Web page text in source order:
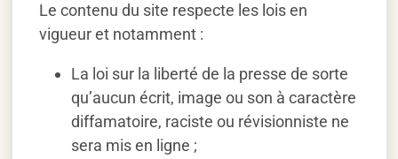
Le contenu du site respecte les lois en
vigueur et notamment :
La loi sur la liberté de la presse de sorte
qu’aucun écrit, image ou son à caractère
diffamatoire, raciste ou révisionniste ne
sera mis en ligne ;